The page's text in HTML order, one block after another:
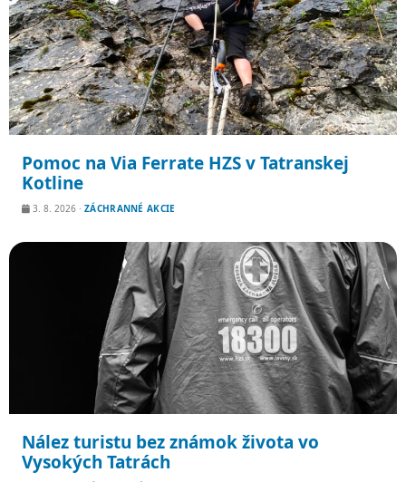
Pomoc na Via Ferrate HZS v Tatranskej
Kotline
3. 8. 2026 · ZÁCHRANNÉ AKCIE
Nález turistu bez známok života vo
Vysokých Tatrách